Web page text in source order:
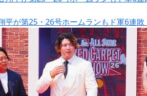
平が第25・26号ホームランもド軍6連敗